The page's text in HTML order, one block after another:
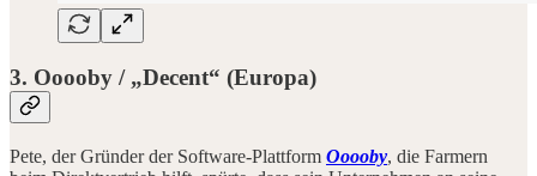
3. Ooooby / „Decent“ (Europa)
Pete, der Gründer der Software-Plattform Ooooby, die Farmern